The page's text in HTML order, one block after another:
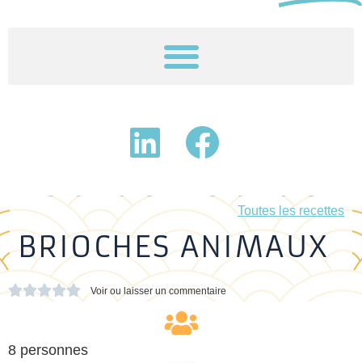
Toutes les recettes
BRIOCHES ANIMAUX
 Voir ou laisser un commentaire
8 personnes